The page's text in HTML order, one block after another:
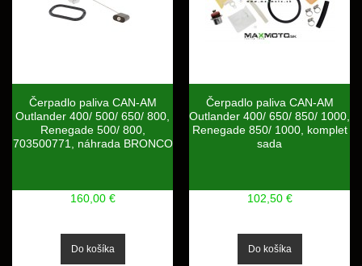
Čerpadlo paliva CAN-AM
Outlander 400/ 500/ 650/ 800,
Renegade 500/ 800,
703500771, náhrada BRONCO
160,00 €
Čerpadlo paliva CAN-AM
Outlander 400/ 650/ 850/ 1000,
Renegade 850/ 1000, komplet
sada
102,50 €